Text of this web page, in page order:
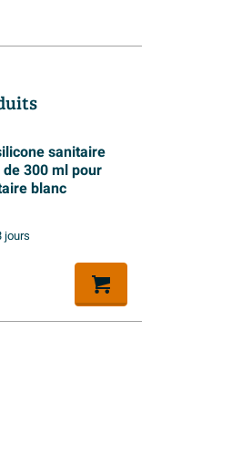
sanitaire
300 ml pour
blanc
jours